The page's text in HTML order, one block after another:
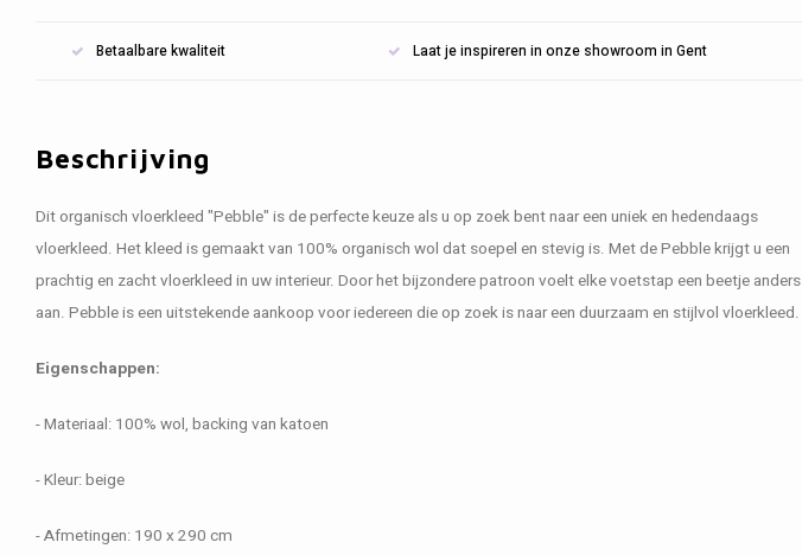
Betaalbare kwaliteit Laat je inspireren in onze showroom in Gent
Beschrijving
Dit organisch vloerkleed "Pebble" is de perfecte keuze als u op zoek bent naar een uniek en hedendaags
vloerkleed. Het kleed is gemaakt van 100% organisch wol dat soepel en stevig is. Met de Pebble krijgt u een
prachtig en zacht vloerkleed in uw interieur. Door het bijzondere patroon voelt elke voetstap een beetje anders
aan. Pebble is een uitstekende aankoop voor iedereen die op zoek is naar een duurzaam en stijlvol vloerkleed.
Eigenschappen:
- Materiaal: 100% wol, backing van katoen
- Kleur: beige
- Afmetingen: 190 x 290 cm